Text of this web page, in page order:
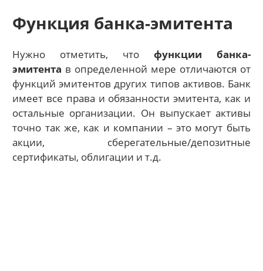
Функция банка-эмитента
Нужно отметить, что функции банка-
эмитента в определенной мере отличаются от
функций эмитентов других типов активов. Банк
имеет все права и обязанности эмитента, как и
остальные организации. Он выпускает активы
точно так же, как и компании – это могут быть
акции, сберегательные/депозитные
сертификаты, облигации и т.д.